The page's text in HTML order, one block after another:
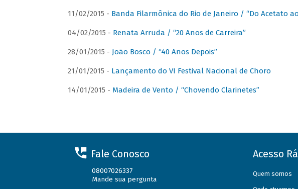
11/02/2015 - Banda Filarmônica do Rio de Janeiro / “Do Acetato
04/02/2015 - Renata Arruda / “20 Anos de Carreira”
28/01/2015 - João Bosco / “40 Anos Depois”
21/01/2015 - Lançamento do VI Festival Nacional de Choro
14/01/2015 - Madeira de Vento / “Chovendo Clarinetes”
Fale Conosco
08007026337
Mande sua pergunta
Acesso
Quem somos